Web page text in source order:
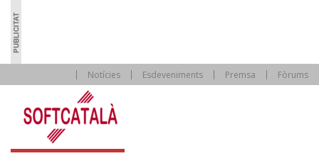
Notícies Esdeveniments Premsa Fòrums